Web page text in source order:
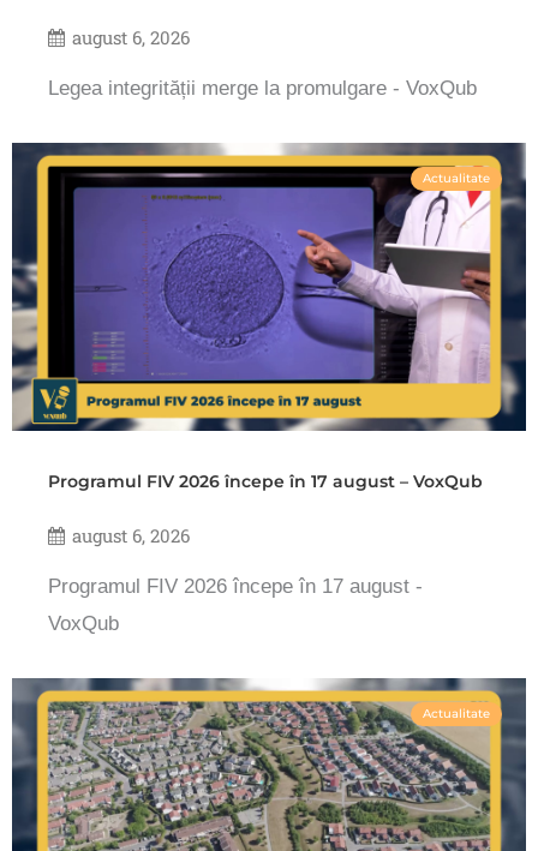
august 6, 2026
Legea integrității merge la promulgare - VoxQub
Actualitate
Programul FIV 2026 începe în 17 august – VoxQub
august 6, 2026
Programul FIV 2026 începe în 17 august -
VoxQub
Actualitate